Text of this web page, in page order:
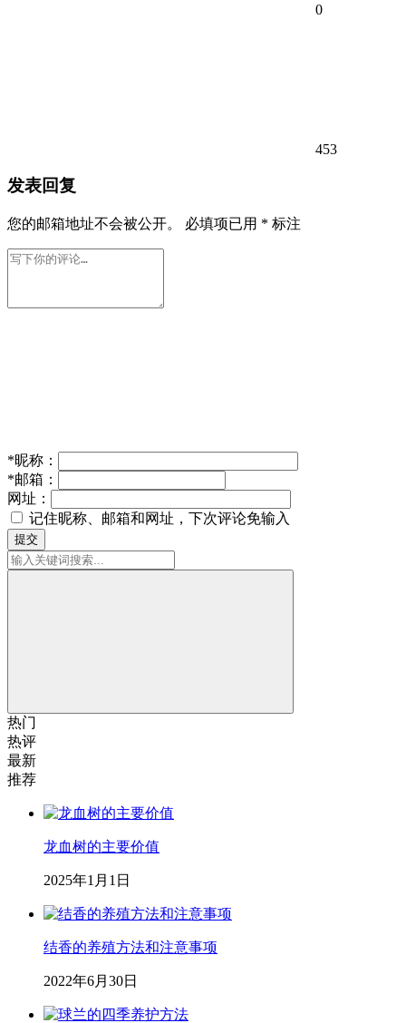
0
453
发表回复
您的邮箱地址不会被公开。 必填项已用 * 标注
*昵称：
*邮箱：
网址：
记住昵称、邮箱和网址，下次评论免输入
提交
热门
热评
最新
推荐
龙血树的主要价值
2025年1月1日
结香的养殖方法和注意事项
2022年6月30日